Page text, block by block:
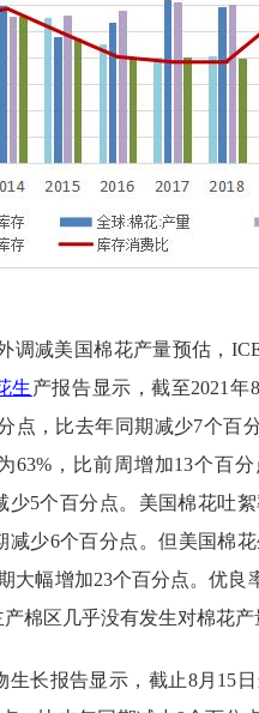
减美国棉花产量预估，
生产报告显示，截至2021
点，比去年同期减少7个百
63%，比前周增加13个百
少5个百分点。美国棉花吐
减少6个百分点。但美国棉
大幅增加23个百分点。优良
棉区几乎没有发生对棉花产
报告显示，截止8月15日